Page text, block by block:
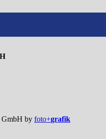
GmbH by foto+grafik